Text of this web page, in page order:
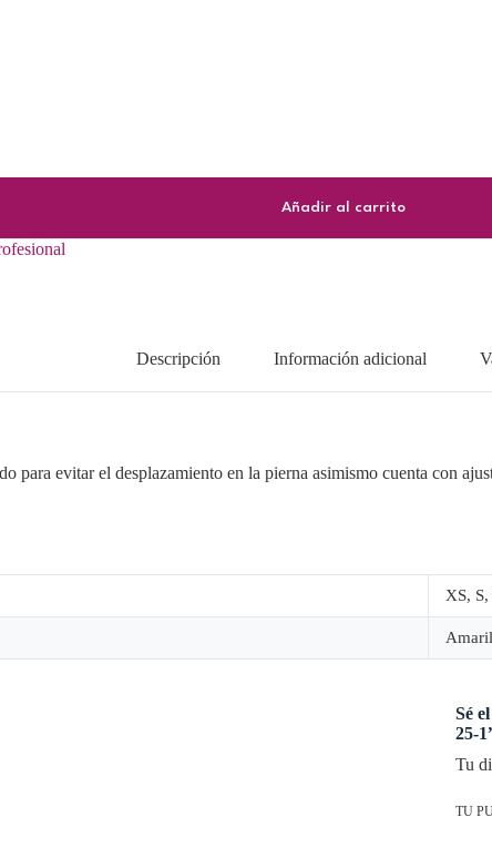
Añadir al carrito
Descripción Información adicional
para evitar el desplazamiento en la pierna asimismo cuenta con
XS,
Sé
25-
Tu
TU